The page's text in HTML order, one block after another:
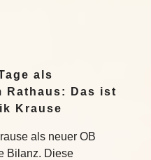
als
Rathaus: Das ist
Krause
als neuer OB
Bilanz. Diese